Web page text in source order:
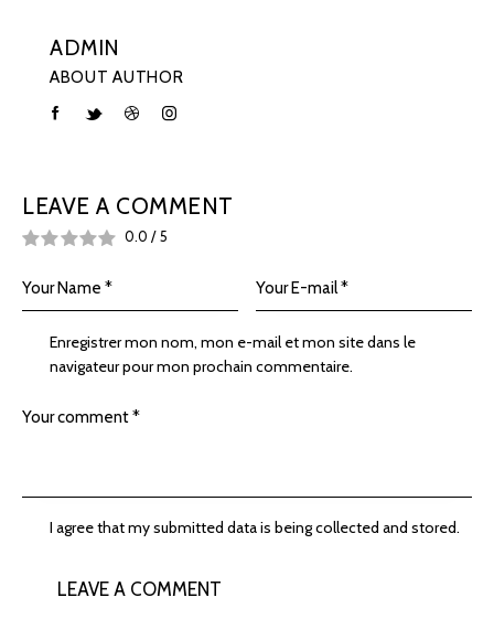
ADMIN
ABOUT AUTHOR
LEAVE A COMMENT
0.0 / 5
Enregistrer mon nom, mon e-mail et mon site dans le
navigateur pour mon prochain commentaire.
I agree that my submitted data is being collected and stored.